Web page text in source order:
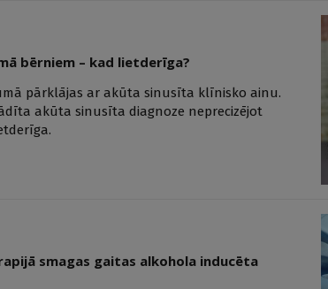
bērniem – kad lietderīga?
pārklājas ar akūta sinusīta klīnisko ainu.
akūta sinusīta diagnoze neprecizējot
smagas gaitas alkohola inducēta